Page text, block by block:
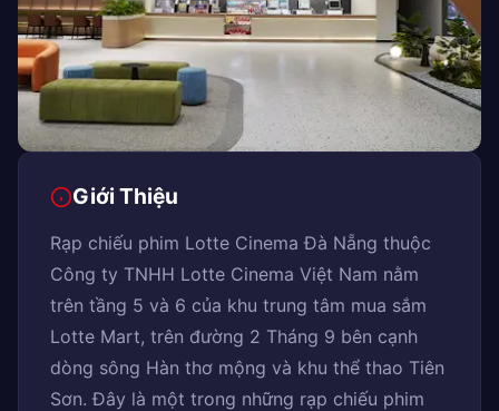
Giới Thiệu
Rạp chiếu phim Lotte Cinema Đà Nẵng thuộc
Công ty TNHH Lotte Cinema Việt Nam nằm
trên tầng 5 và 6 của khu trung tâm mua sắm
Lotte Mart, trên đường 2 Tháng 9 bên cạnh
dòng sông Hàn thơ mộng và khu thể thao Tiên
Sơn. Đây là một trong những rạp chiếu phim